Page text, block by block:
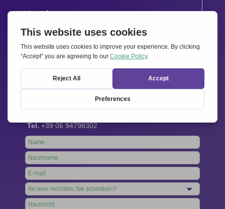
Newsletter
Bleiben Sie auf dem Laufenden mit den neuesten
Infos aus unserem Netzwerk.
Kontakt
Internationales Sekretariat:
Tel. +39 06 94798302
Leave
this
field
blank